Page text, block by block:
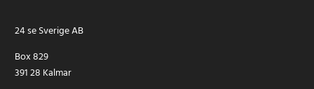
24 se Sverige AB
Box 829
391 28 Kalmar